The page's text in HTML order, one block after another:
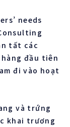
needs
tất các
đầu tiên
đi vào hoạt
và trứng
khai trương